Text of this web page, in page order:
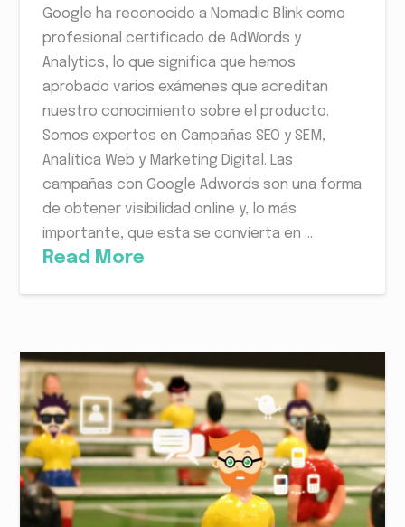
Google ha reconocido a Nomadic Blink como
profesional certificado de AdWords y
Analytics, lo que significa que hemos
aprobado varios exámenes que acreditan
nuestro conocimiento sobre el producto.
Somos expertos en Campañas SEO y SEM,
Analítica Web y Marketing Digital. Las
campañas con Google Adwords son una forma
de obtener visibilidad online y, lo más
importante, que esta se convierta en ...
Read More